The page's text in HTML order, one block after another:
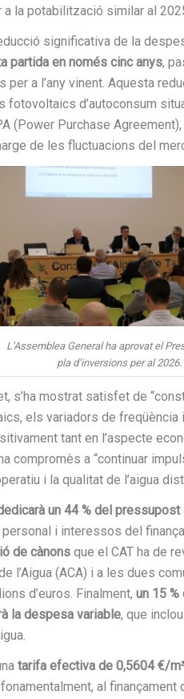
la potabilització similar al
significativa de la
partida en només cinc anys,
per a l’any vinent. Aquesta
d’autoconsum
(Power Purchase
de les fluctuacions del
L’Assemblea General ha aprovat el
pla d’inversions per al 2026.
s’ha mostrat satisfet de
els variadors de
tant en l’aspecte
compromès a “continuar
i la qualitat de l’aigua
un 44 % del
i interessos del
de cànons que el CAT ha de
l’Aigua (ACA) i a les dues
d’euros. Finalment, un 15
la despesa variable, que
tarifa efectiva de 0,5604 €/
al